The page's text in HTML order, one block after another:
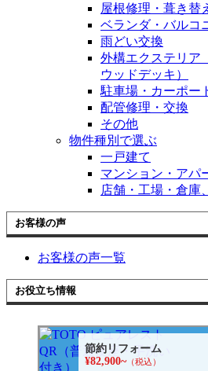
屋根修理・葺き替
ベランダ・バルコ
雨どい交換
外構エクステリア
ウッドデッキ）
駐車場・カーポー
配管修理・交換
その他
物件種別で選ぶ
一戸建て
マンション・アパ
店舗・工場・倉庫
お客様の声
お客様の声一覧
お役立ち情報
節約リフォーム
¥82,900~（税込）